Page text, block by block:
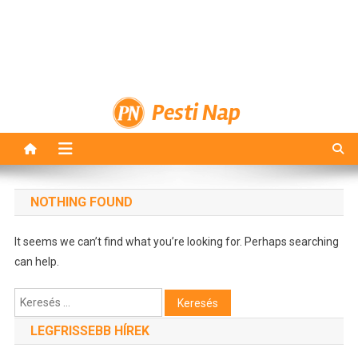
Pesti Nap
NOTHING FOUND
It seems we can’t find what you’re looking for. Perhaps searching
can help.
Keresés:
LEGFRISSEBB HÍREK